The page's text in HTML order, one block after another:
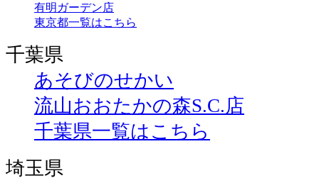
有明ガーデン店
東京都一覧はこちら
千葉県
あそびのせかい
流山おおたかの森S.C.店
千葉県一覧はこちら
埼玉県